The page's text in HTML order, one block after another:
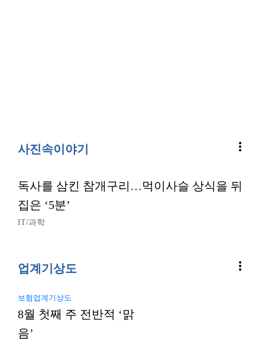
사진속이야기 more_vert
독사를 삼킨 참개구리…먹이사슬 상식을 뒤
집은 ‘5분’
IT/과학
업계기상도 more_vert
보험업계기상도
8월 첫째 주 전반적 ‘맑
음’